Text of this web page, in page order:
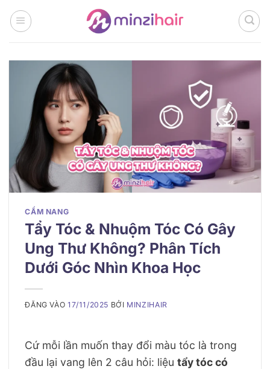
qua
dung
CẨM NANG
Tẩy Tóc & Nhuộm Tóc Có Gây
Ung Thư Không? Phân Tích
Dưới Góc Nhìn Khoa Học
ĐĂNG VÀO 17/11/2025 BỞI MINZIHAIR
Cứ mỗi lần muốn thay đổi màu tóc là trong
đầu lại vang lên 2 câu hỏi: liệutẩy tóc có